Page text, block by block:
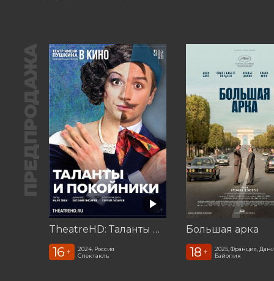
ПРЕДПРОДАЖА
TheatreHD: Таланты и покойники
16 +
2024, Россия
Спектакль
Большая арка
18 +
2025, Франция,
Байопик